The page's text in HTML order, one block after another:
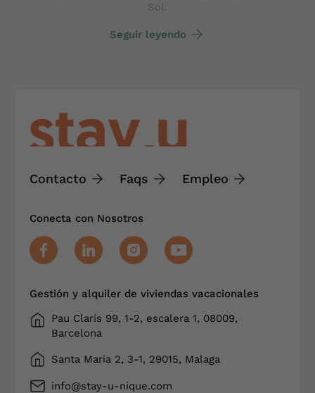
Sol.
Seguir leyendo
Contacto Faqs Empleo
Conecta con Nosotros
Gestión y alquiler de viviendas vacacionales
Pau Clarís 99, 1-2, escalera 1, 08009,
Barcelona
Santa Maria 2, 3-1, 29015, Malaga
info@stay-u-nique.com